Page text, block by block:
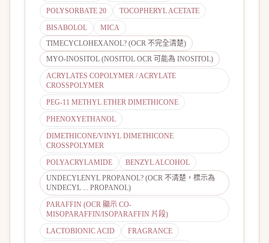
POLYSORBATE 20
TOCOPHERYL ACETATE
BISABOLOL
MICA
TIMECYCLOHEXANOL? (OCR 不完全清楚)
MYO-INOSITOL (NOSITOL OCR 可能為 INOSITOL)
ACRYLATES COPOLYMER / ACRYLATE
CROSSPOLYMER
PEG-11 METHYL ETHER DIMETHICONE
PHENOXYETHANOL
DIMETHICONE/VINYL DIMETHICONE
CROSSPOLYMER
POLYACRYLAMIDE
BENZYL ALCOHOL
UNDECYLENYL PROPANOL? (OCR 不清楚，標示為
UNDECYL ... PROPANOL)
PARAFFIN (OCR 顯示 CO-
MISOPARAFFIN/ISOPARAFFIN 片段)
LACTOBIONIC ACID
FRAGRANCE